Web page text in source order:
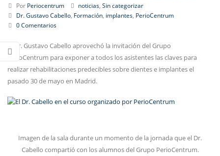
Por Periocentrum noticias ,Sin categorizar
Dr. Gustavo Cabello, Formación, implantes, PerioCentrum
0 Comentarios
El Dr. Gustavo Cabello aprovechó la invitación del Grupo
PerioCentrum para exponer a todos los asistentes las claves para
realizar rehabilitaciones predecibles sobre dientes e implantes el
pasado 30 de mayo en Madrid.
Imagen de la sala durante un momento de la jornada que el Dr.
Cabello compartió con los alumnos del Grupo PerioCentrum.